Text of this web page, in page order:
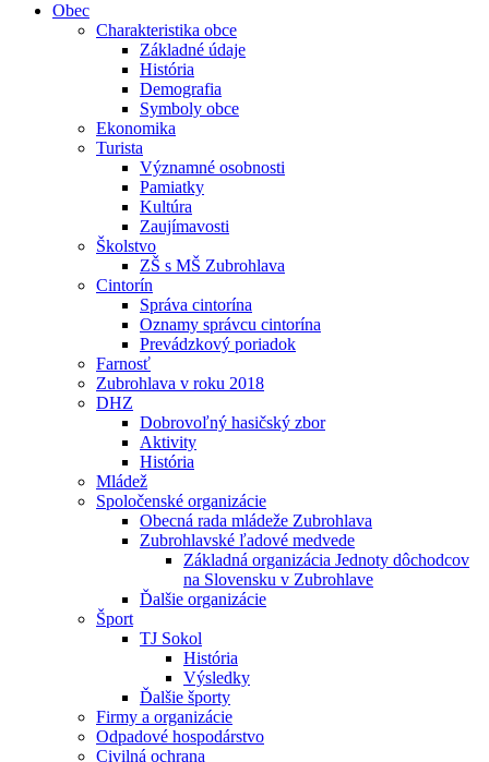
Obec
Charakteristika obce
Základné údaje
História
Demografia
Symboly obce
Ekonomika
Turista
Významné osobnosti
Pamiatky
Kultúra
Zaujímavosti
Školstvo
ZŠ s MŠ Zubrohlava
Cintorín
Správa cintorína
Oznamy správcu cintorína
Prevádzkový poriadok
Farnosť
Zubrohlava v roku 2018
DHZ
Dobrovoľný hasičský zbor
Aktivity
História
Mládež
Spoločenské organizácie
Obecná rada mládeže Zubrohlava
Zubrohlavské ľadové medvede
Základná organizácia Jednoty dôchodcov
na Slovensku v Zubrohlave
Ďalšie organizácie
Šport
TJ Sokol
História
Výsledky
Ďalšie športy
Firmy a organizácie
Odpadové hospodárstvo
Civilná ochrana